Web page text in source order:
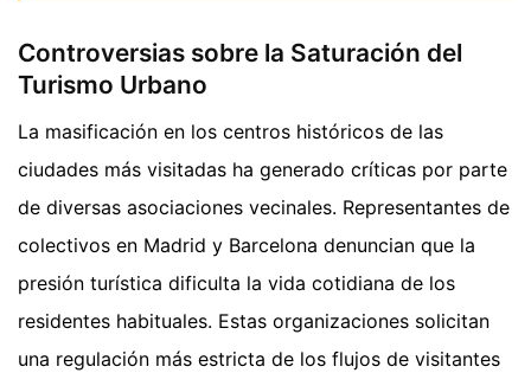
Controversias sobre la Saturación del
Turismo Urbano
La masificación en los centros históricos de las
ciudades más visitadas ha generado críticas por parte
de diversas asociaciones vecinales. Representantes de
colectivos en Madrid y Barcelona denuncian que la
presión turística dificulta la vida cotidiana de los
residentes habituales. Estas organizaciones solicitan
una regulación más estricta de los flujos de visitantes